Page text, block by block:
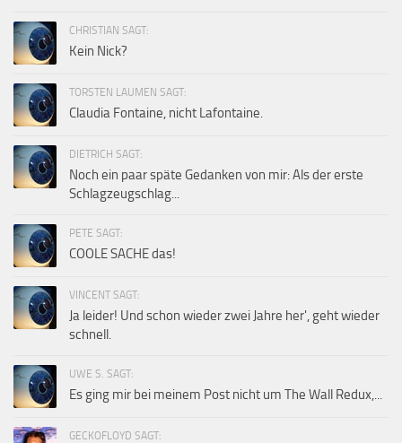
CHRISTIAN SAGT:
Kein Nick?
TORSTEN LAUMEN SAGT:
Claudia Fontaine, nicht Lafontaine.
DIETRICH SAGT:
Noch ein paar späte Gedanken von mir: Als der erste
Schlagzeugschlag...
PETE SAGT:
COOLE SACHE das!
VINCENT SAGT:
Ja leider! Und schon wieder zwei Jahre her', geht wieder
schnell.
UWE S. SAGT:
Es ging mir bei meinem Post nicht um The Wall Redux,...
GECKOFLOYD SAGT: